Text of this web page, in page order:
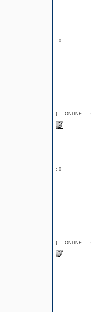
: 0
{___ONLINE___}
: 0
{___ONLINE___}